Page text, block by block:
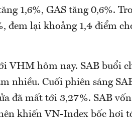
1,6%, GAS tăng 0,6%.
đem lại khoảng 1,4 điểm
VHM hôm nay. SAB buổi
nhiều. Cuối phiên sáng
đã mất tới 3,27%. SAB
khiến VN-Index bốc hơi